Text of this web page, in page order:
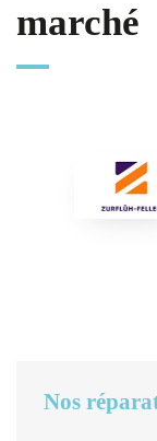
marché
Nos